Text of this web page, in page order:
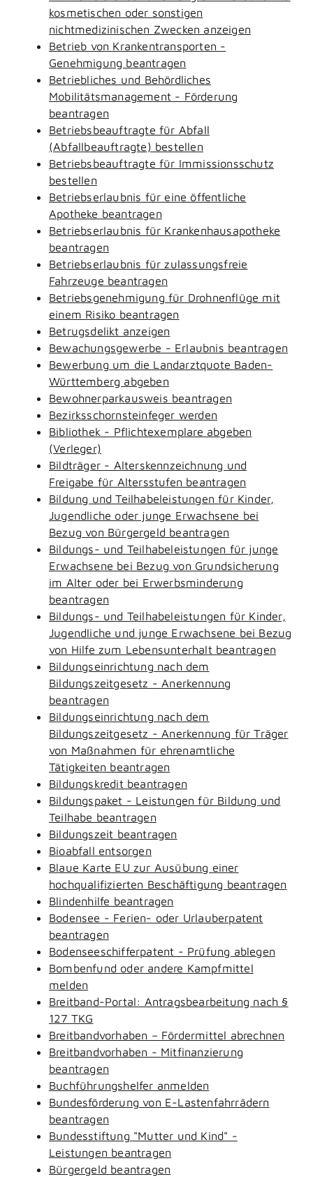
kosmetischen oder sonstigen
nichtmedizinischen Zwecken anzeigen
Betrieb von Krankentransporten -
Genehmigung beantragen
Betriebliches und Behördliches
Mobilitätsmanagement - Förderung
beantragen
Betriebsbeauftragte für Abfall
(Abfallbeauftragte) bestellen
Betriebsbeauftragte für Immissionsschutz
bestellen
Betriebserlaubnis für eine öffentliche
Apotheke beantragen
Betriebserlaubnis für Krankenhausapotheke
beantragen
Betriebserlaubnis für zulassungsfreie
Fahrzeuge beantragen
Betriebsgenehmigung für Drohnenflüge mit
einem Risiko beantragen
Betrugsdelikt anzeigen
Bewachungsgewerbe - Erlaubnis beantragen
Bewerbung um die Landarztquote Baden-
Württemberg abgeben
Bewohnerparkausweis beantragen
Bezirksschornsteinfeger werden
Bibliothek - Pflichtexemplare abgeben
(Verleger)
Bildträger - Alterskennzeichnung und
Freigabe für Altersstufen beantragen
Bildung und Teilhabeleistungen für Kinder,
Jugendliche oder junge Erwachsene bei
Bezug von Bürgergeld beantragen
Bildungs- und Teilhabeleistungen für junge
Erwachsene bei Bezug von Grundsicherung
im Alter oder bei Erwerbsminderung
beantragen
Bildungs- und Teilhabeleistungen für Kinder,
Jugendliche und junge Erwachsene bei Bezug
von Hilfe zum Lebensunterhalt beantragen
Bildungseinrichtung nach dem
Bildungszeitgesetz - Anerkennung
beantragen
Bildungseinrichtung nach dem
Bildungszeitgesetz - Anerkennung für Träger
von Maßnahmen für ehrenamtliche
Tätigkeiten beantragen
Bildungskredit beantragen
Bildungspaket - Leistungen für Bildung und
Teilhabe beantragen
Bildungszeit beantragen
Bioabfall entsorgen
Blaue Karte EU zur Ausübung einer
hochqualifizierten Beschäftigung beantragen
Blindenhilfe beantragen
Bodensee - Ferien- oder Urlauberpatent
beantragen
Bodenseeschifferpatent - Prüfung ablegen
Bombenfund oder andere Kampfmittel
melden
Breitband-Portal: Antragsbearbeitung nach §
127 TKG
Breitbandvorhaben – Fördermittel abrechnen
Breitbandvorhaben - Mitfinanzierung
beantragen
Buchführungshelfer anmelden
Bundesförderung von E-Lastenfahrrädern
beantragen
Bundesstiftung "Mutter und Kind" -
Leistungen beantragen
Bürgergeld beantragen